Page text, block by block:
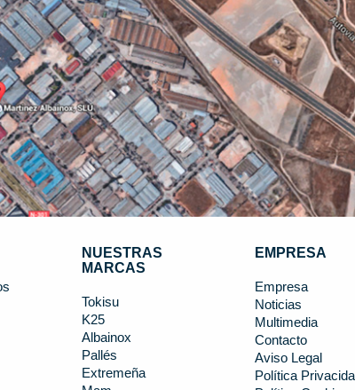
NUESTRAS
MARCAS
Tokisu
K25
Albainox
Pallés
Extremeña
EMPRESA
Empresa
Noticias
Multimedia
Contacto
Aviso Legal
Política